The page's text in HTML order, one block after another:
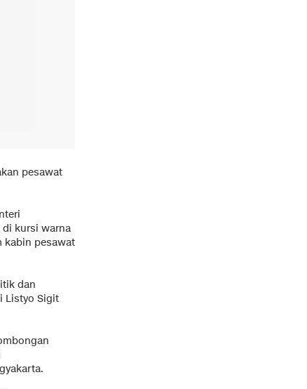
pesawat
di kursi warna
kabin pesawat
dan
Listyo Sigit